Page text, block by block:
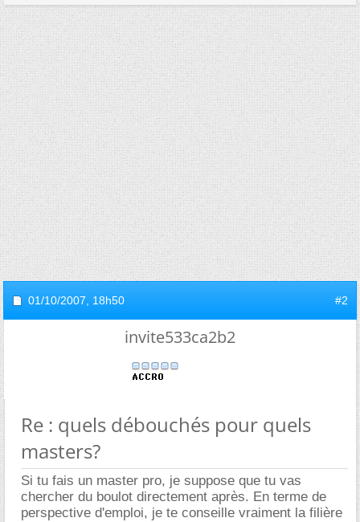
01/10/2007, 18h50 #2
invite533ca2b2
Re : quels débouchés pour quels
masters?
Si tu fais un master pro, je suppose que tu vas
chercher du boulot directement après. En terme de
perspective d'emploi, je te conseille vraiment la filière